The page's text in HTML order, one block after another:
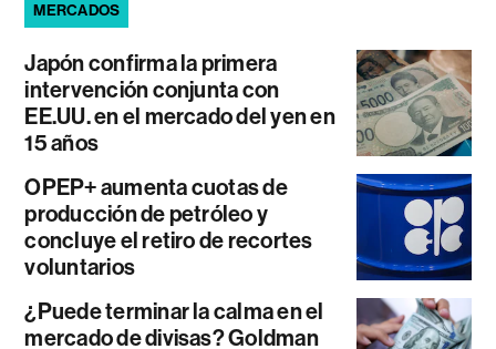
MERCADOS
Japón confirma la primera
intervención conjunta con
EE.UU. en el mercado del yen en
15 años
OPEP+ aumenta cuotas de
producción de petróleo y
concluye el retiro de recortes
voluntarios
¿Puede terminar la calma en el
mercado de divisas? Goldman